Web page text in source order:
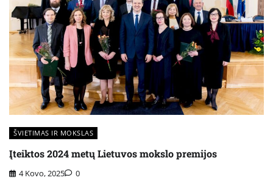
ŠVIETIMAS IR MOKSLAS
Įteiktos 2024 metų Lietuvos mokslo premijos
4 Kovo, 2025 0